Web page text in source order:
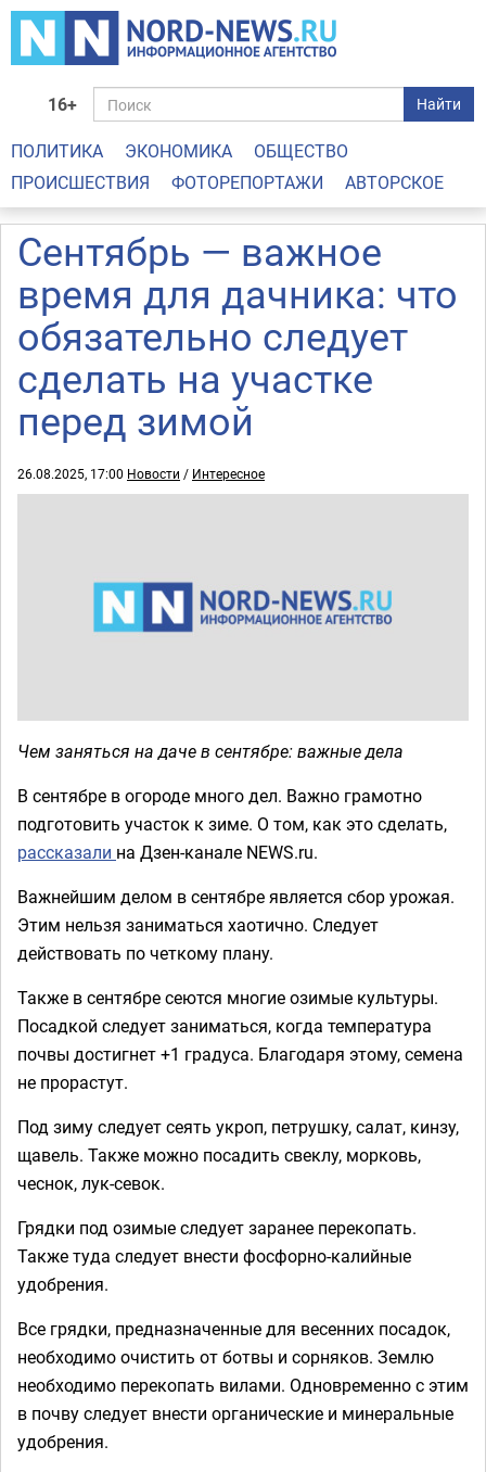
16+ Найти
ПОЛИТИКА ЭКОНОМИКА
ОБЩЕСТВО
ПРОИСШЕСТВИЯ
ФОТОРЕПОРТАЖИ АВТОРСКОЕ
Сентябрь — важное
время для дачника: что
обязательно следует
сделать на участке
перед зимой
26.08.2025, 17:00 Новости / Интересное
Чем заняться на даче в сентябре: важные дела
В сентябре в огороде много дел. Важно грамотно
подготовить участок к зиме. О том, как это сделать,
рассказали на Дзен-канале NEWS.ru.
Важнейшим делом в сентябре является сбор урожая.
Этим нельзя заниматься хаотично. Следует
действовать по четкому плану.
Также в сентябре сеются многие озимые культуры.
Посадкой следует заниматься, когда температура
почвы достигнет +1 градуса. Благодаря этому, семена
не прорастут.
Под зиму следует сеять укроп, петрушку, салат, кинзу,
щавель. Также можно посадить свеклу, морковь,
чеснок, лук-севок.
Грядки под озимые следует заранее перекопать.
Также туда следует внести фосфорно-калийные
удобрения.
Все грядки, предназначенные для весенних посадок,
необходимо очистить от ботвы и сорняков. Землю
необходимо перекопать вилами. Одновременно с этим
в почву следует внести органические и минеральные
удобрения.